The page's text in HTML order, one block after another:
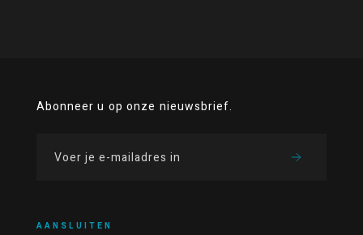
Abonneer u op onze nieuwsbrief.
AANSLUITEN